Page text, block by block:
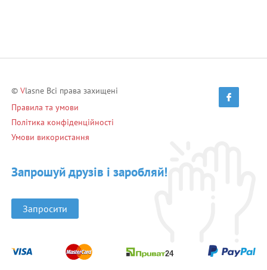
© Vlasne Всі права захищені
Правила та умови
Політика конфіденційності
Умови використання
Запрошуй друзів і заробляй!
Запросити